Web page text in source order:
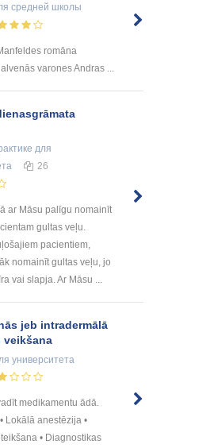
средней школы
romāna
varones Andras ...
для
26
ar Māsu palīgu nomainīt
gultas veļu.
pacientiem,
nomainīt gultas veļu, jo
vai slapja. Ar Māsu ...
jeb intradermālā
veikšana
университета
medikamentu ādā.
Lokālā anestēzija •
• Diagnostikas